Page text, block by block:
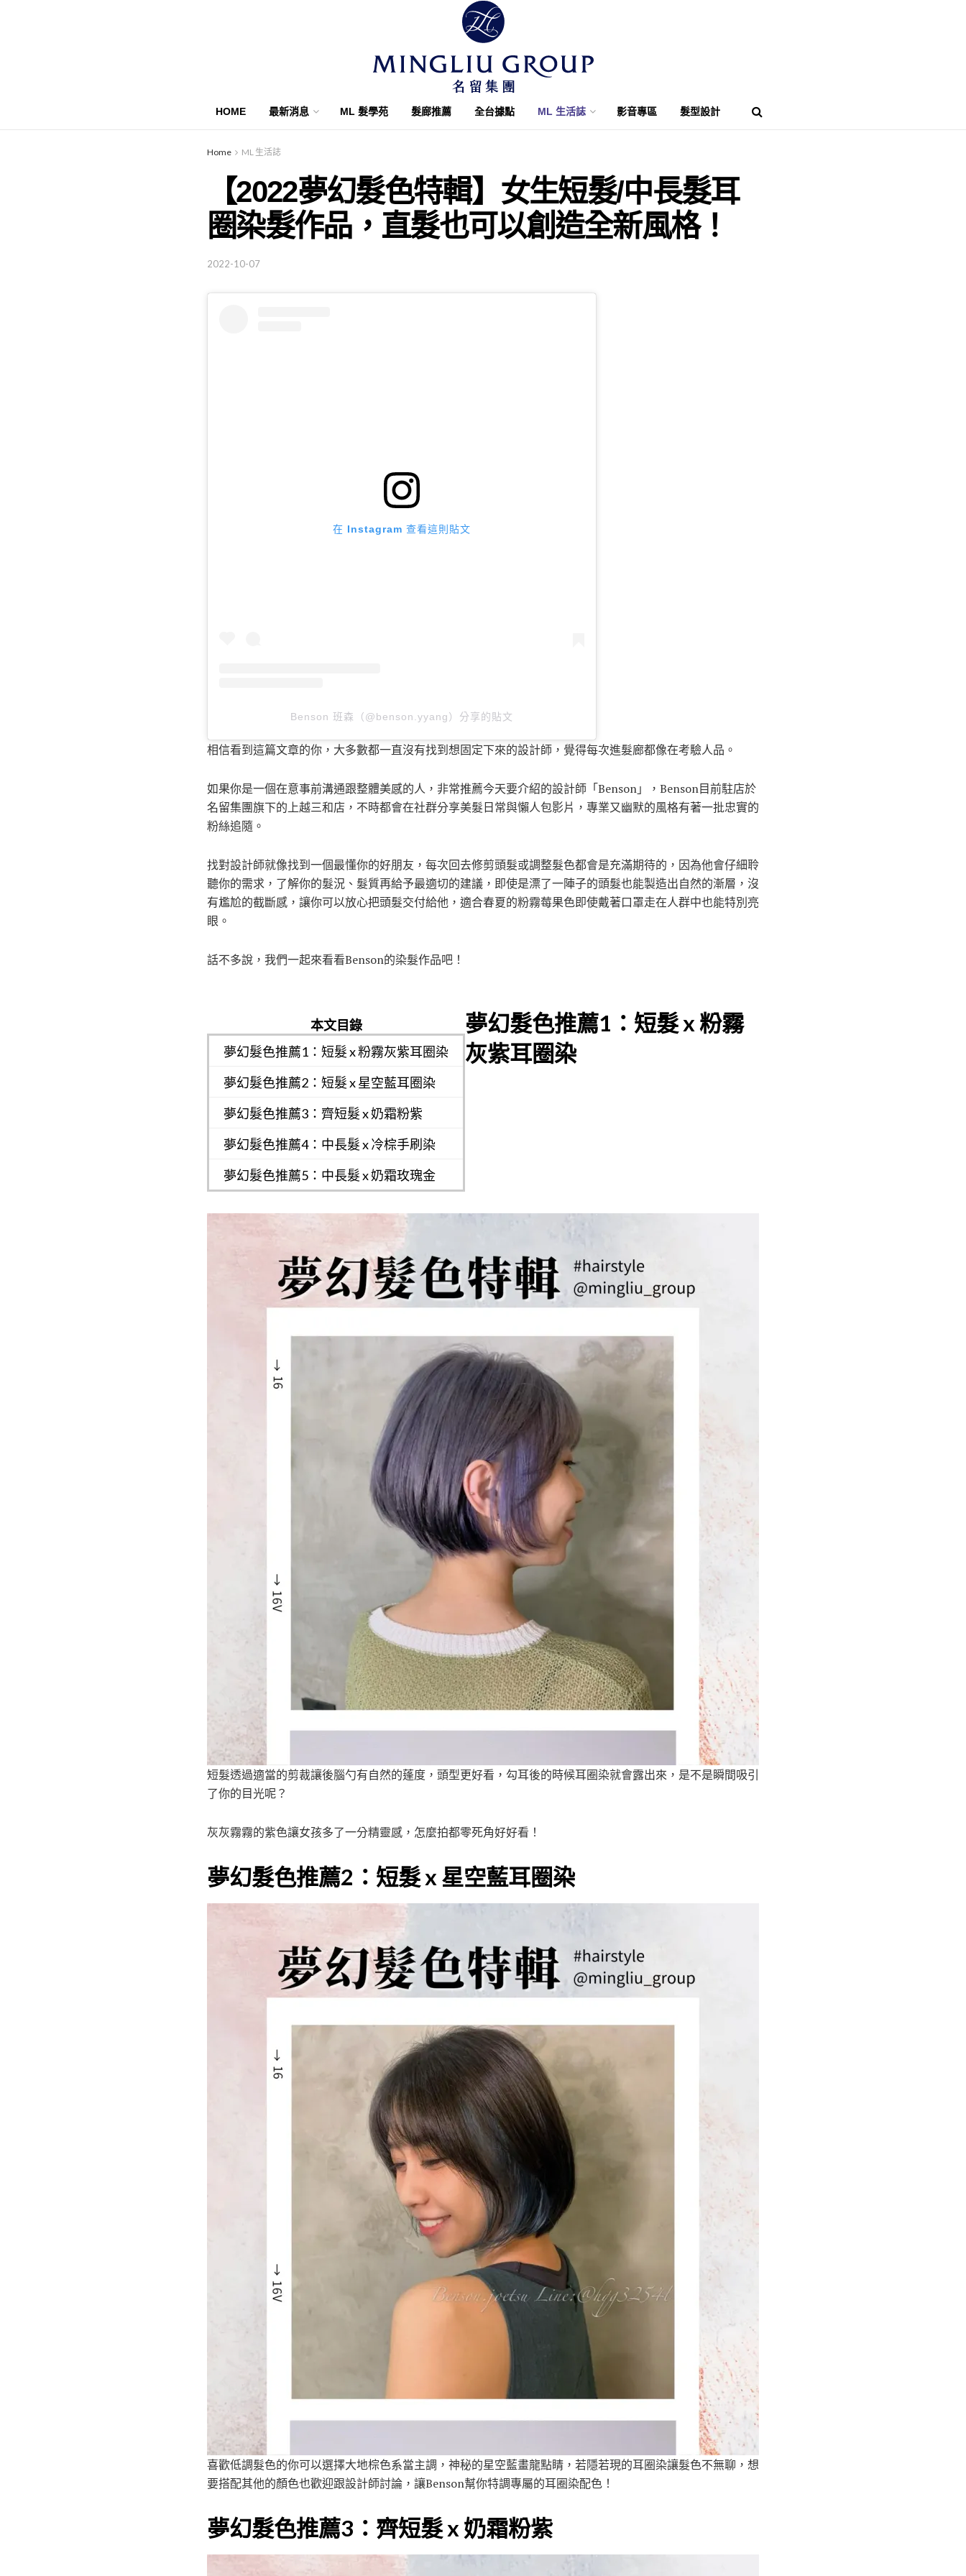
HOME 最新消息 ML 髮學苑 髮廊推薦 全台據點 ML 生活誌 影音專區 髮型設計
Home ML 生活誌
【2022夢幻髮色特輯】女生短髮/中長髮耳
圈染髮作品，直髮也可以創造全新風格！
2022-10-07
在 Instagram 查看這則貼文
Benson 班森（@benson.yyang）分享的貼文
相信看到這篇文章的你，大多數都一直沒有找到想固定下來的設計師，覺得每次進髮廊都像在考驗人品。
如果你是一個在意事前溝通跟整體美感的人，非常推薦今天要介紹的設計師「Benson」，Benson目前駐店於
名留集團旗下的上越三和店，不時都會在社群分享美髮日常與懶人包影片，專業又幽默的風格有著一批忠實的
粉絲追隨。
找對設計師就像找到一個最懂你的好朋友，每次回去修剪頭髮或調整髮色都會是充滿期待的，因為他會仔細聆
聽你的需求，了解你的髮況、髮質再給予最適切的建議，即使是漂了一陣子的頭髮也能製造出自然的漸層，沒
有尷尬的截斷感，讓你可以放心把頭髮交付給他，適合春夏的粉霧莓果色即使戴著口罩走在人群中也能特別亮
眼。
話不多說，我們一起來看看Benson的染髮作品吧！
本文目錄
夢幻髮色推薦1：短髮 x 粉霧灰紫耳圈染
夢幻髮色推薦2：短髮 x 星空藍耳圈染
夢幻髮色推薦3：齊短髮 x 奶霜粉紫
夢幻髮色推薦4：中長髮 x 冷棕手刷染
夢幻髮色推薦5：中長髮 x 奶霜玫瑰金
夢幻髮色推薦1：短髮 x 粉霧
灰紫耳圈染
短髮透過適當的剪裁讓後腦勺有自然的蓬度，頭型更好看，勾耳後的時候耳圈染就會露出來，是不是瞬間吸引
了你的目光呢？
灰灰霧霧的紫色讓女孩多了一分精靈感，怎麼拍都零死角好好看！
夢幻髮色推薦2：短髮 x 星空藍耳圈染
喜歡低調髮色的你可以選擇大地棕色系當主調，神秘的星空藍畫龍點睛，若隱若現的耳圈染讓髮色不無聊，想
要搭配其他的顏色也歡迎跟設計師討論，讓Benson幫你特調專屬的耳圈染配色！
夢幻髮色推薦3：齊短髮 x 奶霜粉紫